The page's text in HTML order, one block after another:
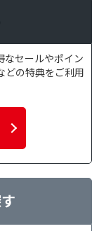
なセールやポイン
どの特典をご利用